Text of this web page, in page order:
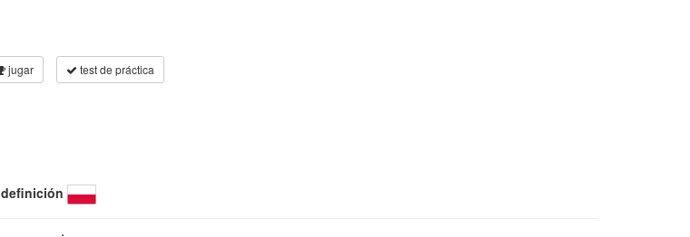
jugar test de práctica
definición